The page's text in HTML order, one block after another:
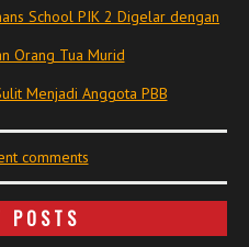
School PIK 2 Digelar dengan
Orang Tua Murid
Menjadi Anggota PBB
comments
POSTS